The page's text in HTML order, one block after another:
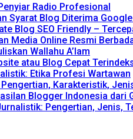
Radio Profesional
Syarat Blog Diterima
Blog SEO Friendly –
Media Online Resmi
Wallahu A’lam
atau Blog Cepat
Etika Profesi Wartawan
Karakteristik,
Blogger Indonesia dari
Pengertian, Jenis,